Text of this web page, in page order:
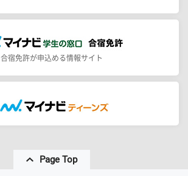
合宿免許が申込める情報サイト
Page Top